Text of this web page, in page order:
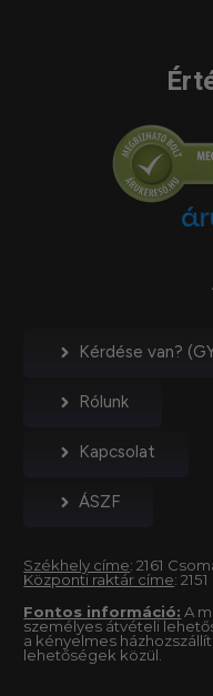
Kérdése van?
Rólunk
Kapcsolat
ÁSZF
Székhely címe: 2161
Központi raktár címe:
Fontos információ: A
személyes átvételi
a kényelmes
lehetőségek közül.